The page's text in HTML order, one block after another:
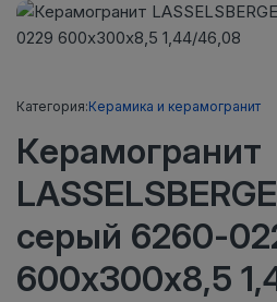
Категория:Керамика и керамогранит
Керамогранит
серый 6260-
600х300х8,5